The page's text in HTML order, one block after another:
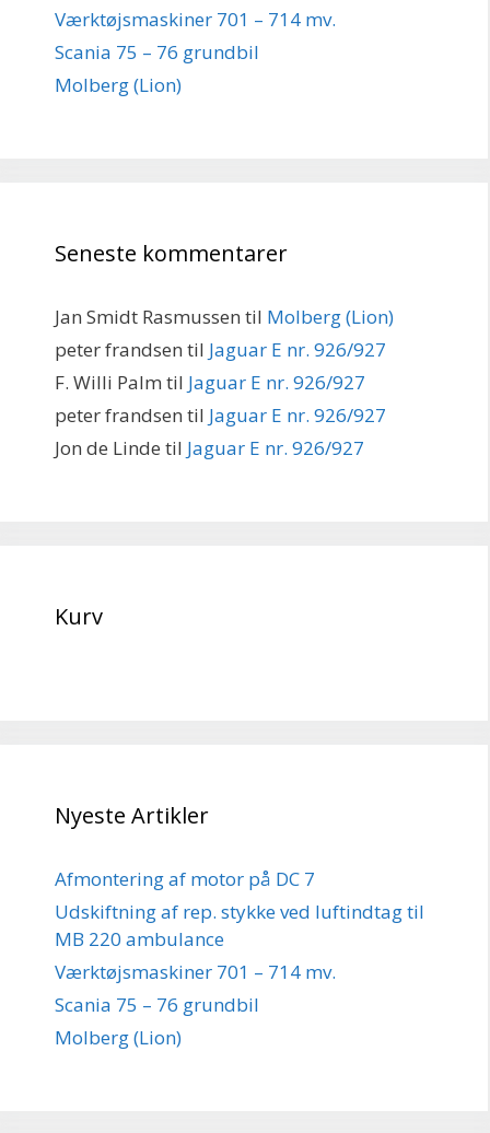
Værktøjsmaskiner 701 – 714 mv.
Scania 75 – 76 grundbil
Molberg (Lion)
Seneste kommentarer
Jan Smidt Rasmussen til Molberg (Lion)
peter frandsen til Jaguar E nr. 926/927
F. Willi Palm til Jaguar E nr. 926/927
peter frandsen til Jaguar E nr. 926/927
Jon de Linde til Jaguar E nr. 926/927
Kurv
Nyeste Artikler
Afmontering af motor på DC 7
Udskiftning af rep. stykke ved luftindtag til
MB 220 ambulance
Værktøjsmaskiner 701 – 714 mv.
Scania 75 – 76 grundbil
Molberg (Lion)